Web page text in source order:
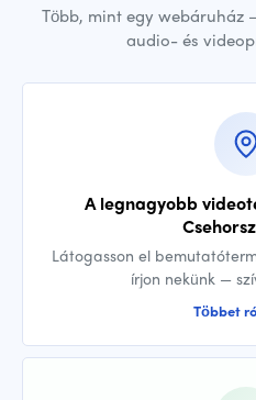
Több, mint egy webáruház
audio- és
A legnagyobb
Látogasson el
írjon nekünk —
Többet